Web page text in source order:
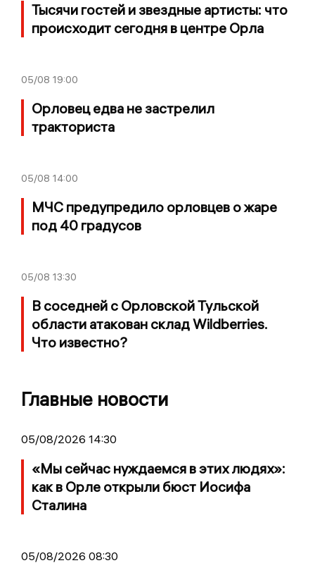
Тысячи гостей и звездные артисты: что
происходит сегодня в центре Орла
05/08 19:00
Орловец едва не застрелил
тракториста
05/08 14:00
МЧС предупредило орловцев о жаре
под 40 градусов
05/08 13:30
В соседней с Орловской Тульской
области атакован склад Wildberries.
Что известно?
Главные новости
05/08/2026 14:30
«Мы сейчас нуждаемся в этих людях»:
как в Орле открыли бюст Иосифа
Сталина
05/08/2026 08:30